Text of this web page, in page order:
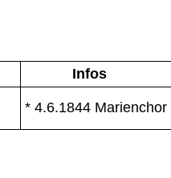
Infos
* 4.6.1844 Marienchor